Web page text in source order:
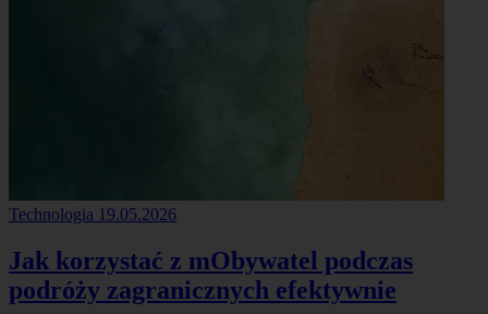
Technologia 19.05.2026
Jak korzystać z mObywatel podczas
podróży zagranicznych efektywnie